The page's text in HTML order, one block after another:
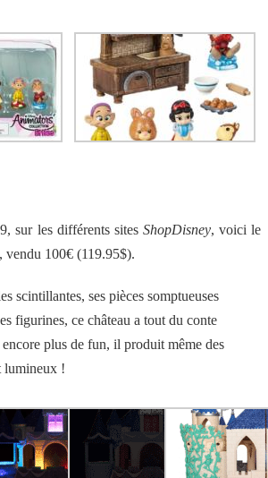
sur les différents sites ShopDisney, voici le
, vendu 100€ (119.95$).
scintillantes, ses pièces somptueuses
figurines, ce château a tout du conte
plus de fun, il produit même des
lumineux !